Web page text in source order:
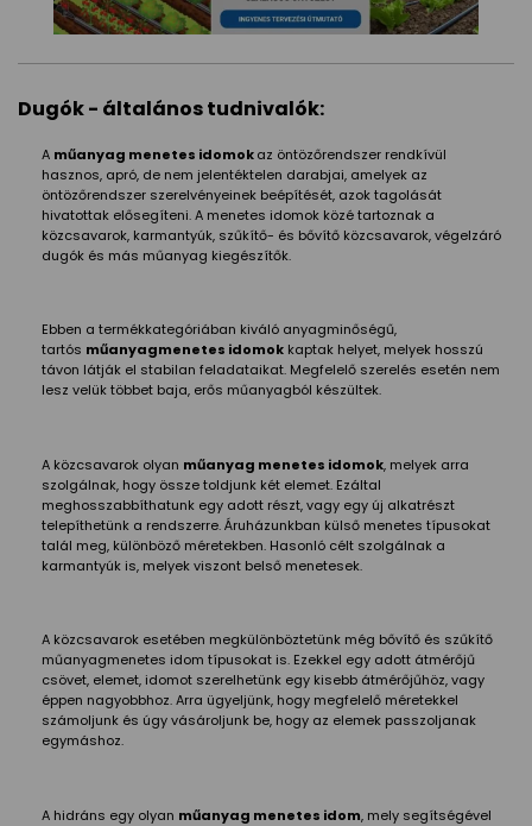
Dugók - általános tudnivalók:
A műanyag menetes idomokaz öntözőrendszer rendkívül
hasznos, apró, de nem jelentéktelen darabjai, amelyek az
öntözőrendszer szerelvényeinek beépítését, azok tagolását
hivatottak elősegíteni. A menetes idomok közé tartoznak a
közcsavarok, karmantyúk, szűkítő- és bővítő közcsavarok, végelzáró
dugók és más műanyag kiegészítők.
Ebben a termékkategóriában kiváló anyagminőségű,
tartós műanyagmenetes idomok kaptak helyet, melyek hosszú
távon látják el stabilan feladataikat. Megfelelő szerelés esetén nem
lesz velük többet baja, erős műanyagból készültek.
A közcsavarok olyan műanyag menetes idomok, melyek arra
szolgálnak, hogy össze toldjunk két elemet. Ezáltal
meghosszabbíthatunk egy adott részt, vagy egy új alkatrészt
telepíthetünk a rendszerre. Áruházunkban külső menetes típusokat
talál meg, különböző méretekben. Hasonló célt szolgálnak a
karmantyúk is, melyek viszont belső menetesek.
A közcsavarok esetében megkülönböztetünk még bővítő és szűkítő
műanyagmenetes idom típusokat is. Ezekkel egy adott átmérőjű
csövet, elemet, idomot szerelhetünk egy kisebb átmérőjűhöz, vagy
éppen nagyobbhoz. Arra ügyeljünk, hogy megfelelő méretekkel
számoljunk és úgy vásároljunk be, hogy az elemek passzoljanak
egymáshoz.
A hidráns egy olyan műanyag menetes idom, mely segítségével